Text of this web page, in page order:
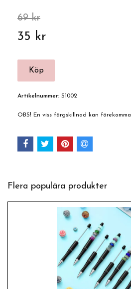
69 kr
35 kr
Artikelnummer: S1002
OBS! En viss färgskillnad kan förekomma
Flera populära produkter